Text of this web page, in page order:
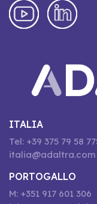
ITALIA
Tel: +39 375 79 58
italia@adaltra.com
PORTOGALLO
M: +351 917 601 306